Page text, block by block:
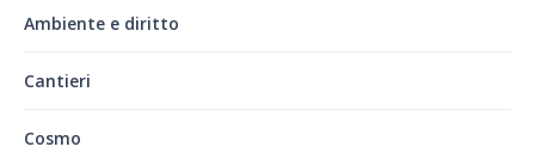
Ambiente e diritto
Cantieri
Cosmo